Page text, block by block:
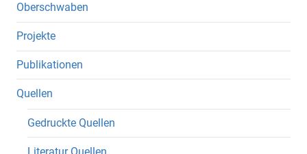
Oberschwaben
Projekte
Publikationen
Quellen
Gedruckte Quellen